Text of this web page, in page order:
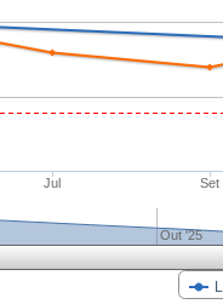
Jul Set
Out '25